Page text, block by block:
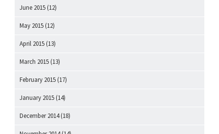
June 2015 (12)
May 2015 (12)
April 2015 (13)
March 2015 (13)
February 2015 (17)
January 2015 (14)
December 2014(18)